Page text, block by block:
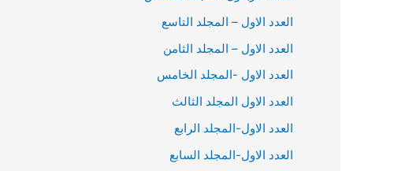
العدد الاول – المجلد التاسع
العدد الاول – المجلد الثامن
العدد الاول -المجلد الخامس
العدد الاول المجلد الثالث
العدد الاول-المجلد الرابع
العدد الاول-المجلد السابع